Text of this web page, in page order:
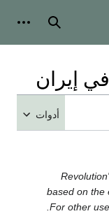
بحث
في إيران
أدوات
"1979
based on the
For other